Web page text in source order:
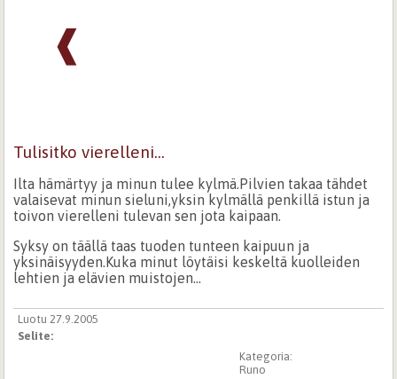
❰
Tulisitko vierelleni...
Ilta hämärtyy ja minun tulee kylmä.Pilvien takaa tähdet
valaisevat minun sieluni,yksin kylmällä penkillä istun ja
toivon vierelleni tulevan sen jota kaipaan.
Syksy on täällä taas tuoden tunteen kaipuun ja
yksinäisyyden.Kuka minut löytäisi keskeltä kuolleiden
lehtien ja elävien muistojen...
Luotu 27.9.2005
Selite:
Kategoria:
Runo